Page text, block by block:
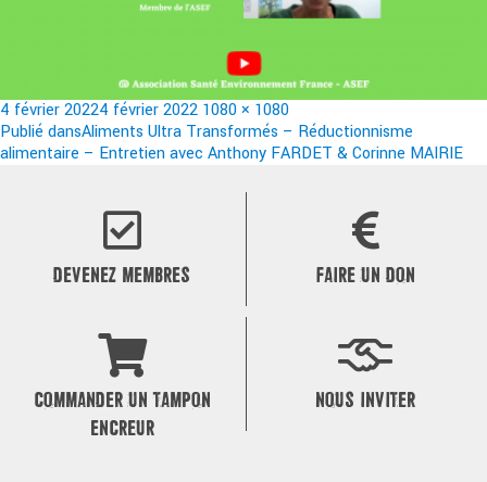
Publié
le
4 février 20224 février 2022 Taille
réelle
1080 × 1080
Navigation
de
Publié dansAliments Ultra Transformés – Réductionnisme
alimentaire – Entretien avec Anthony FARDET & Corinne MAIRIE
DEVENEZ MEMBRES FAIRE UN DON
COMMANDER UN TAMPON
ENCREUR
NOUS INVITER